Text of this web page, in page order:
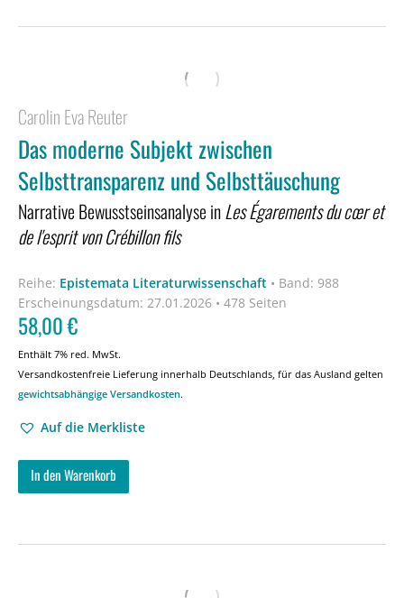
Carolin Eva Reuter
Das moderne Subjekt zwischen
Selbsttransparenz und Selbsttäuschung
Narrative Bewusstseinsanalyse inLes Égarements du cœr et
de l'esprit von Crébillon fils
Reihe: Epistemata Literaturwissenschaft • Band: 988
Erscheinungsdatum: 27.01.2026 • 478 Seiten
58,00€
Enthält 7% red. MwSt.
Versandkostenfreie Lieferung innerhalb Deutschlands, für das Ausland gelten
gewichtsabhängige Versandkosten.
Auf die Merkliste
In den Warenkorb